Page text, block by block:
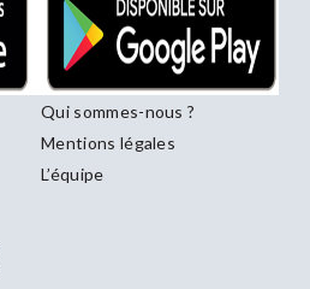
Qui sommes-nous ?
Mentions légales
L’équipe